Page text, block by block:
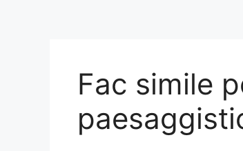
Fac simile